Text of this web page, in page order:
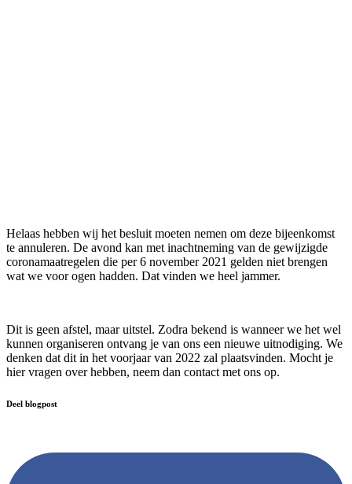
Helaas hebben wij het besluit moeten nemen om deze bijeenkomst
te annuleren. De avond kan met inachtneming van de gewijzigde
coronamaatregelen die per 6 november 2021 gelden niet brengen
wat we voor ogen hadden. Dat vinden we heel jammer.
Dit is geen afstel, maar uitstel. Zodra bekend is wanneer we het wel
kunnen organiseren ontvang je van ons een nieuwe uitnodiging. We
denken dat dit in het voorjaar van 2022 zal plaatsvinden. Mocht je
hier vragen over hebben, neem dan contact met ons op.
Deel blogpost